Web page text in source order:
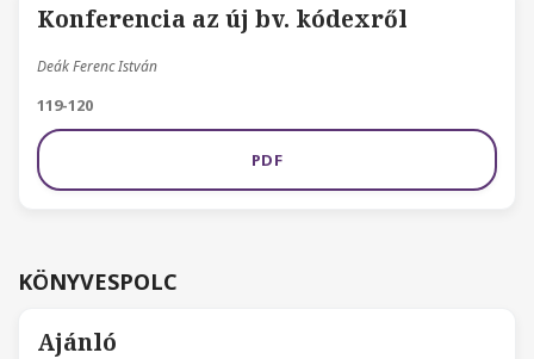
Konferencia az új bv. kódexről
Deák Ferenc István
119-120
PDF
KÖNYVESPOLC
Ajánló